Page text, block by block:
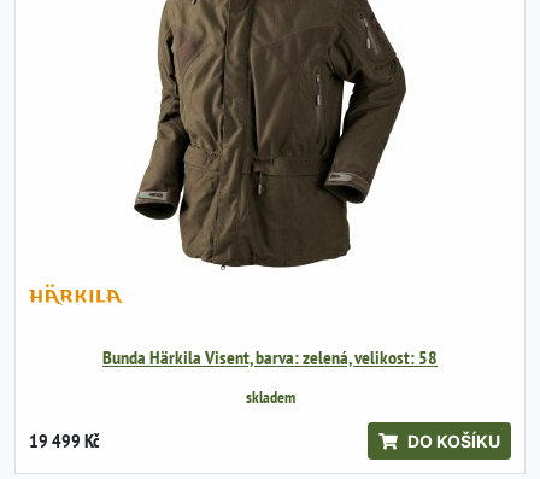
Bunda Härkila Visent, barva: zelená, velikost: 58
skladem
19 499 Kč DO KOŠÍKU